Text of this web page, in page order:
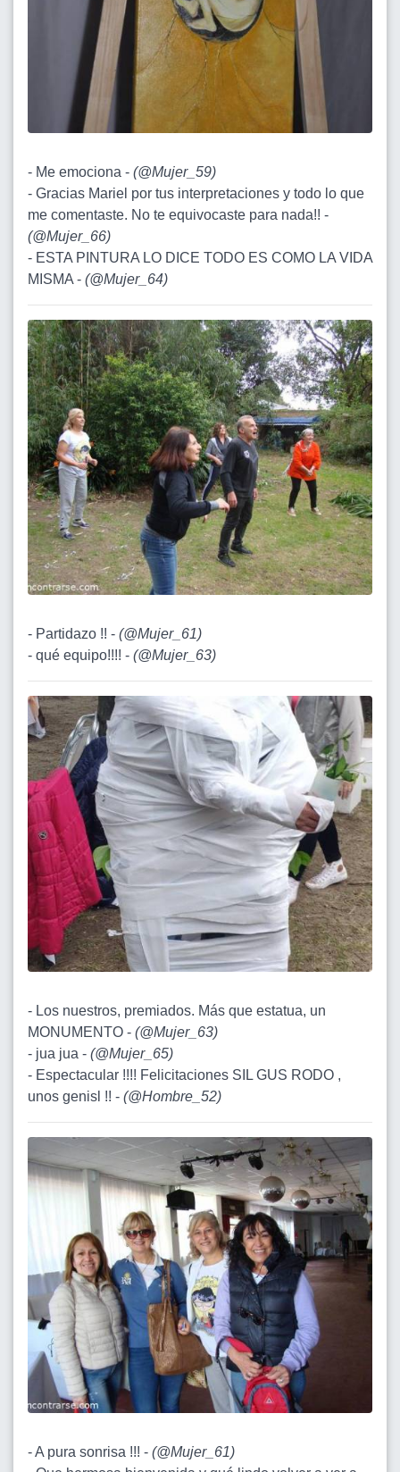
- Me emociona - (@Mujer_59)
- Gracias Mariel por tus interpretaciones y todo lo que
me comentaste. No te equivocaste para nada!! -
(@Mujer_66)
- ESTA PINTURA LO DICE TODO ES COMO LA VIDA
MISMA - (@Mujer_64)
- Partidazo !! - (@Mujer_61)
- qué equipo!!!! - (@Mujer_63)
- Los nuestros, premiados. Más que estatua, un
MONUMENTO - (@Mujer_63)
- jua jua - (@Mujer_65)
- Espectacular !!!! Felicitaciones SIL GUS RODO ,
unos genisl !! - (@Hombre_52)
- A pura sonrisa !!! - (@Mujer_61)